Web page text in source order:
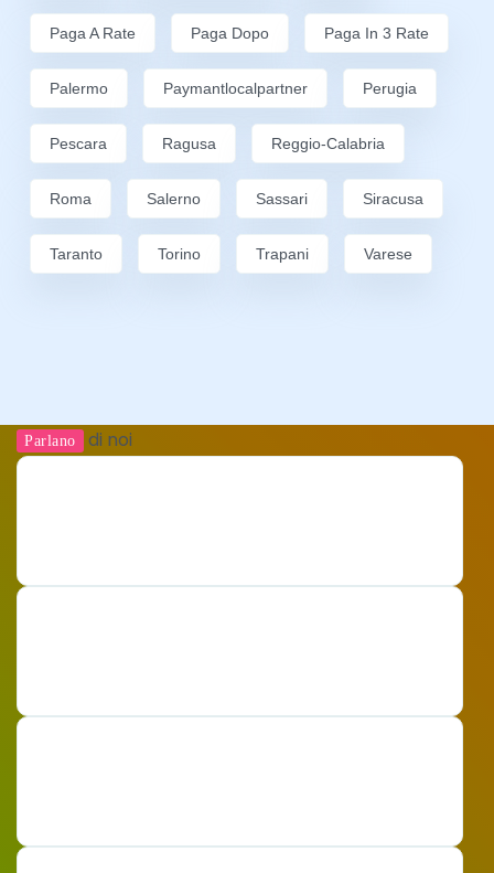
Paga A Rate Paga Dopo Paga In 3 Rate
Palermo Paymantlocalpartner Perugia
Pescara Ragusa Reggio-Calabria
Roma Salerno Sassari Siracusa
Taranto Torino Trapani Varese
Parlano di noi